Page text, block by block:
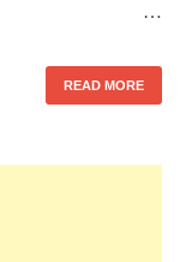
…
READ MORE